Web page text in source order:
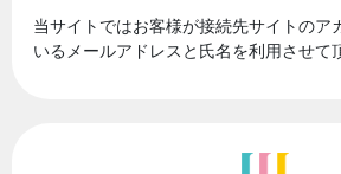
当サイトではお客様が接続先サイトのア
いるメールアドレスと氏名を利用させて